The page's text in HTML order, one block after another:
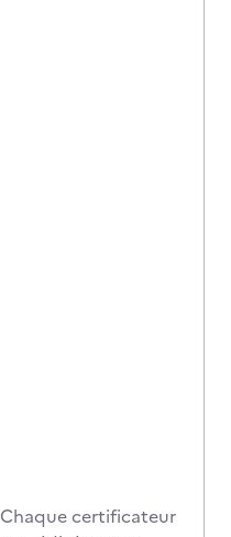
Chaque certificateur